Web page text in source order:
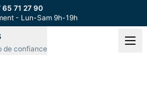
65 71 27 90
- Lun-Sam 9h-19h
de confiance